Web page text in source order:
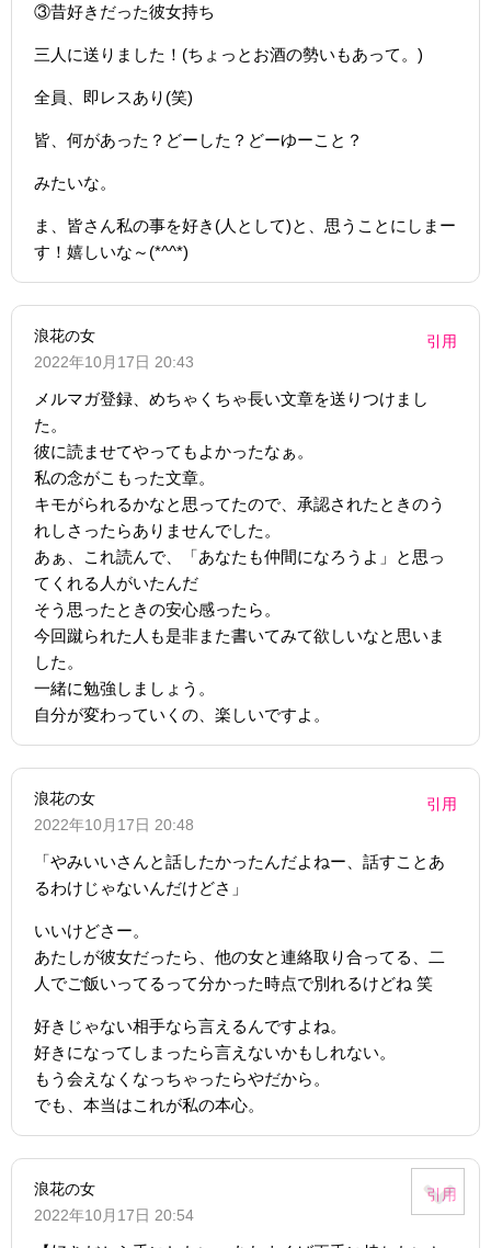
③昔好きだった彼女持ち
三人に送りました！(ちょっとお酒の勢いもあって。)
全員、即レスあり(笑)
皆、何があった？どーした？どーゆーこと？
みたいな。
ま、皆さん私の事を好き(人として)と、思うことにしまー
す！嬉しいな～(*^^*)
浪花の女
2022年10月17日 20:43
引用
メルマガ登録、めちゃくちゃ長い文章を送りつけまし
た。
彼に読ませてやってもよかったなぁ。
私の念がこもった文章。
キモがられるかなと思ってたので、承認されたときのう
れしさったらありませんでした。
あぁ、これ読んで、「あなたも仲間になろうよ」と思っ
てくれる人がいたんだ
そう思ったときの安心感ったら。
今回蹴られた人も是非また書いてみて欲しいなと思いま
した。
一緒に勉強しましょう。
自分が変わっていくの、楽しいですよ。
浪花の女
2022年10月17日 20:48
引用
「やみいいさんと話したかったんだよねー、話すことあ
るわけじゃないんだけどさ」
いいけどさー。
あたしが彼女だったら、他の女と連絡取り合ってる、二
人でご飯いってるって分かった時点で別れるけどね 笑
好きじゃない相手なら言えるんですよね。
好きになってしまったら言えないかもしれない。
もう会えなくなっちゃったらやだから。
でも、本当はこれが私の本心。
浪花の女
2022年10月17日 20:54
引用